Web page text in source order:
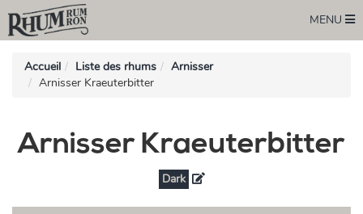
MENU
Accueil Liste des rhums
Arnisser
Arnisser Kraeuterbitter
Arnisser Kraeuterbitter
Dark